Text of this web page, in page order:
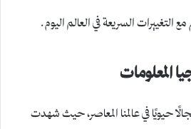
التغييرات السريعة في العالم اليوم.
المعلومات
حيويًا في عالمنا المعاصر، حيث شهدت